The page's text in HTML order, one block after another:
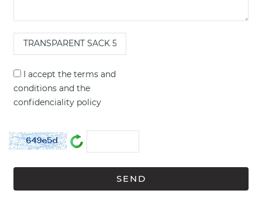
I accept the terms and
conditions and the
confidenciality policy